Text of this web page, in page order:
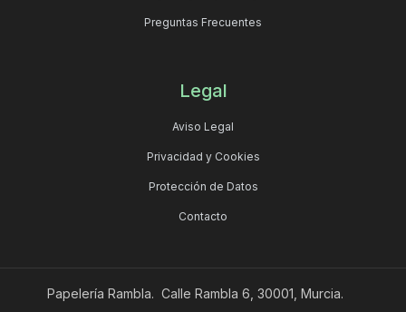
Preguntas Frecuentes
Legal
Aviso Legal
Privacidad y Cookies
Protección de Datos
Contacto
Papelería Rambla. Calle Rambla 6, 30001, Murcia.